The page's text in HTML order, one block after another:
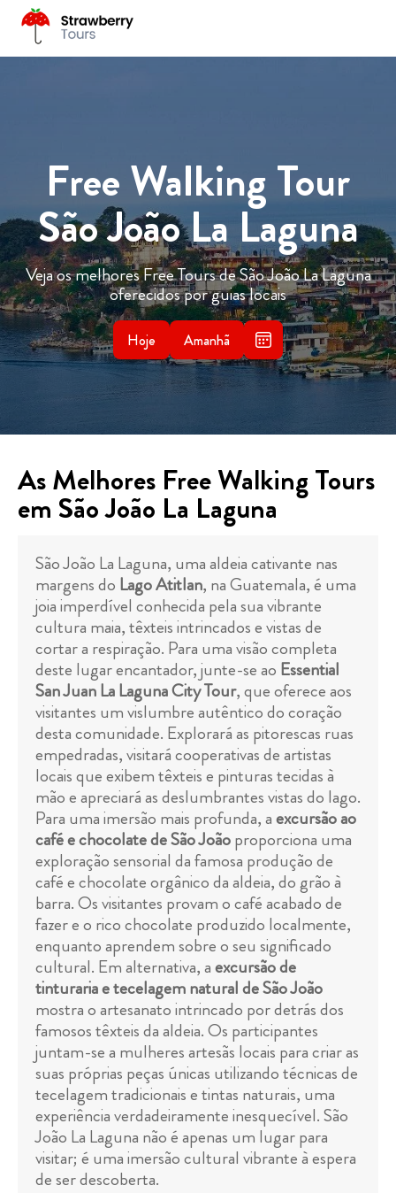
Free Walking Tour
São João La Laguna
Veja os melhores Free Tours de São João La Laguna
oferecidos por guias locais
Hoje Amanhã
As Melhores Free Walking Tours
em São João La Laguna
São João La Laguna, uma aldeia cativante nas
margens do Lago Atitlan, na Guatemala, é uma
joia imperdível conhecida pela sua vibrante
cultura maia, têxteis intrincados e vistas de
cortar a respiração. Para uma visão completa
deste lugar encantador, junte-se ao Essential
San Juan La Laguna City Tour, que oferece aos
visitantes um vislumbre autêntico do coração
desta comunidade. Explorará as pitorescas ruas
empedradas, visitará cooperativas de artistas
locais que exibem têxteis e pinturas tecidas à
mão e apreciará as deslumbrantes vistas do lago.
Para uma imersão mais profunda, aexcursão ao
café e chocolate de São Joãoproporciona uma
exploração sensorial da famosa produção de
café e chocolate orgânico da aldeia, do grão à
barra. Os visitantes provam o café acabado de
fazer e o rico chocolate produzido localmente,
enquanto aprendem sobre o seu significado
cultural. Em alternativa, aexcursão de
tinturaria e tecelagem natural de São João
mostra o artesanato intrincado por detrás dos
famosos têxteis da aldeia. Os participantes
juntam-se a mulheres artesãs locais para criar as
suas próprias peças únicas utilizando técnicas de
tecelagem tradicionais e tintas naturais, uma
experiência verdadeiramente inesquecível. São
João La Laguna não é apenas um lugar para
visitar; é uma imersão cultural vibrante à espera
de ser descoberta.